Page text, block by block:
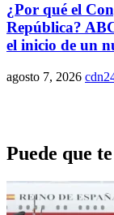
¿Por qué el
República?
el inicio de un
agosto 7, 2026
Puede que